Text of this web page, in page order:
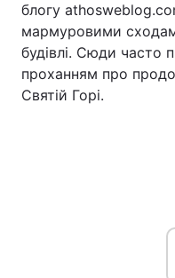
блогу
мармуровими
будівлі. Сюди часто
проханням про
Святій Горі.